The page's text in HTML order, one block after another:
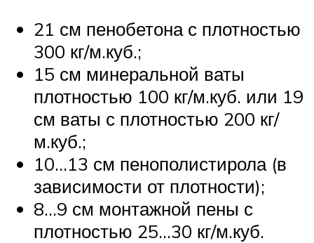
21 см пенобетона с плотностью
300 кг/м.куб.;
15 см минеральной ваты
плотностью 100 кг/м.куб. или 19
см ваты с плотностью 200 кг/
м.куб.;
10…13 см пенополистирола (в
зависимости от плотности);
8…9 см монтажной пены с
плотностью 25…30 кг/м.куб.